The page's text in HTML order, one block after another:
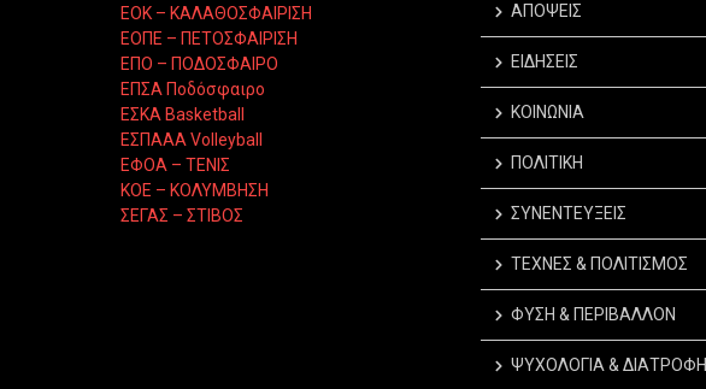
ΕΟΚ – ΚΑΛΑΘΟΣΦΑΙΡΙΣΗ
ΕΟΠΕ – ΠΕΤΟΣΦΑΙΡΙΣΗ
ΕΠΟ – ΠΟΔΟΣΦΑΙΡΟ
ΕΠΣΑ Ποδόσφαιρο
ΕΣΚΑ Basketball
ΕΣΠΑΑΑ Volleyball
ΕΦΟΑ – ΤΕΝΙΣ
ΚΟΕ – ΚΟΛΥΜΒΗΣΗ
ΣΕΓΑΣ – ΣΤΙΒΟΣ
ΑΠΟΨΕΙΣ
ΕΙΔΗΣΕΙΣ
ΚΟΙΝΩΝΙΑ
ΠΟΛΙΤΙΚΗ
ΣΥΝΕΝΤΕΥΞΕΙΣ
ΤΕΧΝΕΣ & ΠΟΛΙΤΙΣΜΟΣ
ΦΥΣΗ & ΠΕΡΙΒΑΛΛΟΝ
ΨΥΧΟΛΟΓΙΑ & ΔΙΑΤΡΟΦΗ